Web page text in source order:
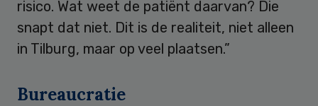
risico. Wat weet de patiënt daarvan? Die
snapt dat niet. Dit is de realiteit, niet alleen
in Tilburg, maar op veel plaatsen.”
Bureaucratie